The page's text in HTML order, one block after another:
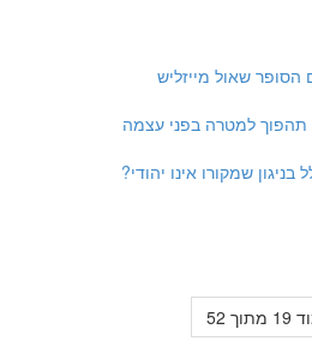
שאול מייזליש
תהפוך למטרה בפני עצמה
שמקורו אינו יהודי?
52